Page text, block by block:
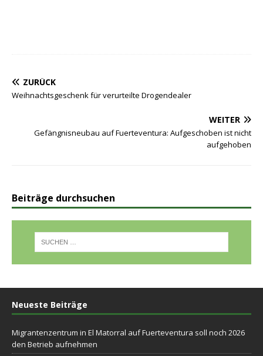
ZURÜCK
Weihnachtsgeschenk für verurteilte Drogendealer
WEITER
Gefängnisneubau auf Fuerteventura: Aufgeschoben ist nicht
aufgehoben
Beiträge durchsuchen
Neueste Beiträge
Migrantenzentrum in El Matorral auf Fuerteventura soll noch 2026
den Betrieb aufnehmen